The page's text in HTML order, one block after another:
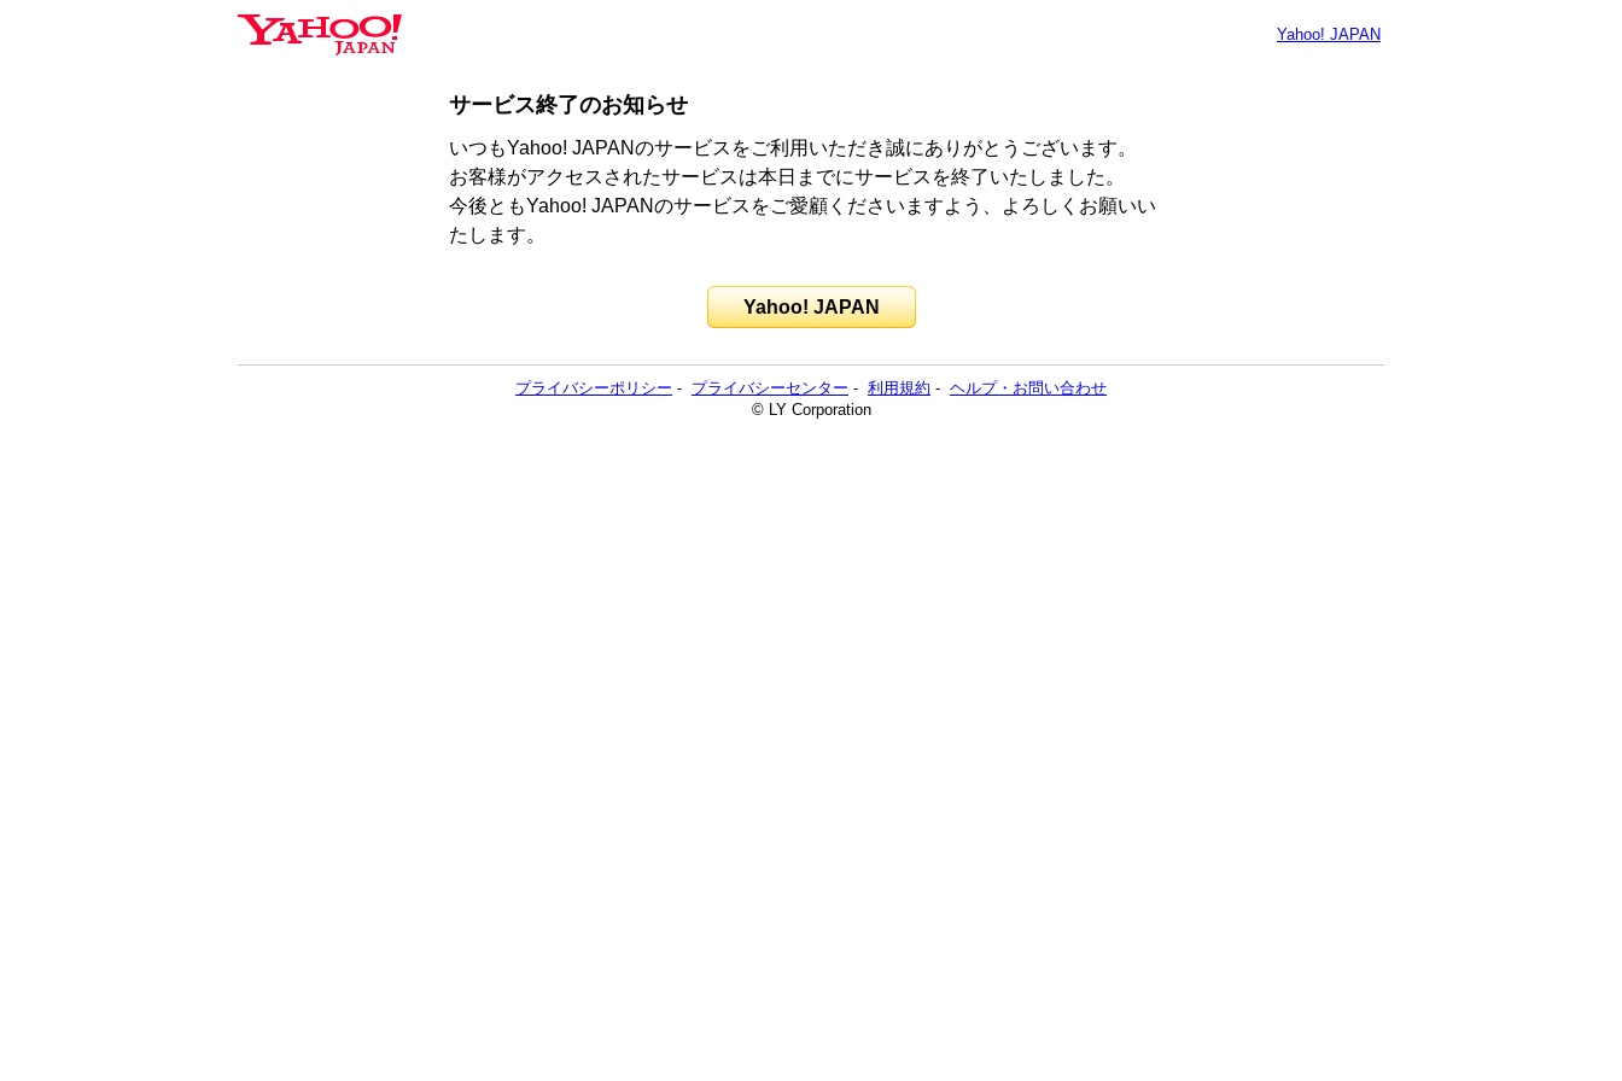
Yahoo! JAPAN
サービス終了のお知らせ
いつもYahoo! JAPANのサービスをご利用いただき誠にありがとうございます。
お客様がアクセスされたサービスは本日までにサービスを終了いたしました。
今後ともYahoo! JAPANのサービスをご愛顧くださいますよう、よろしくお願いい
たします。
Yahoo! JAPAN
プライバシーポリシー - プライバシーセンター - 利用規約 - ヘルプ・お問い合わせ
© LY Corporation